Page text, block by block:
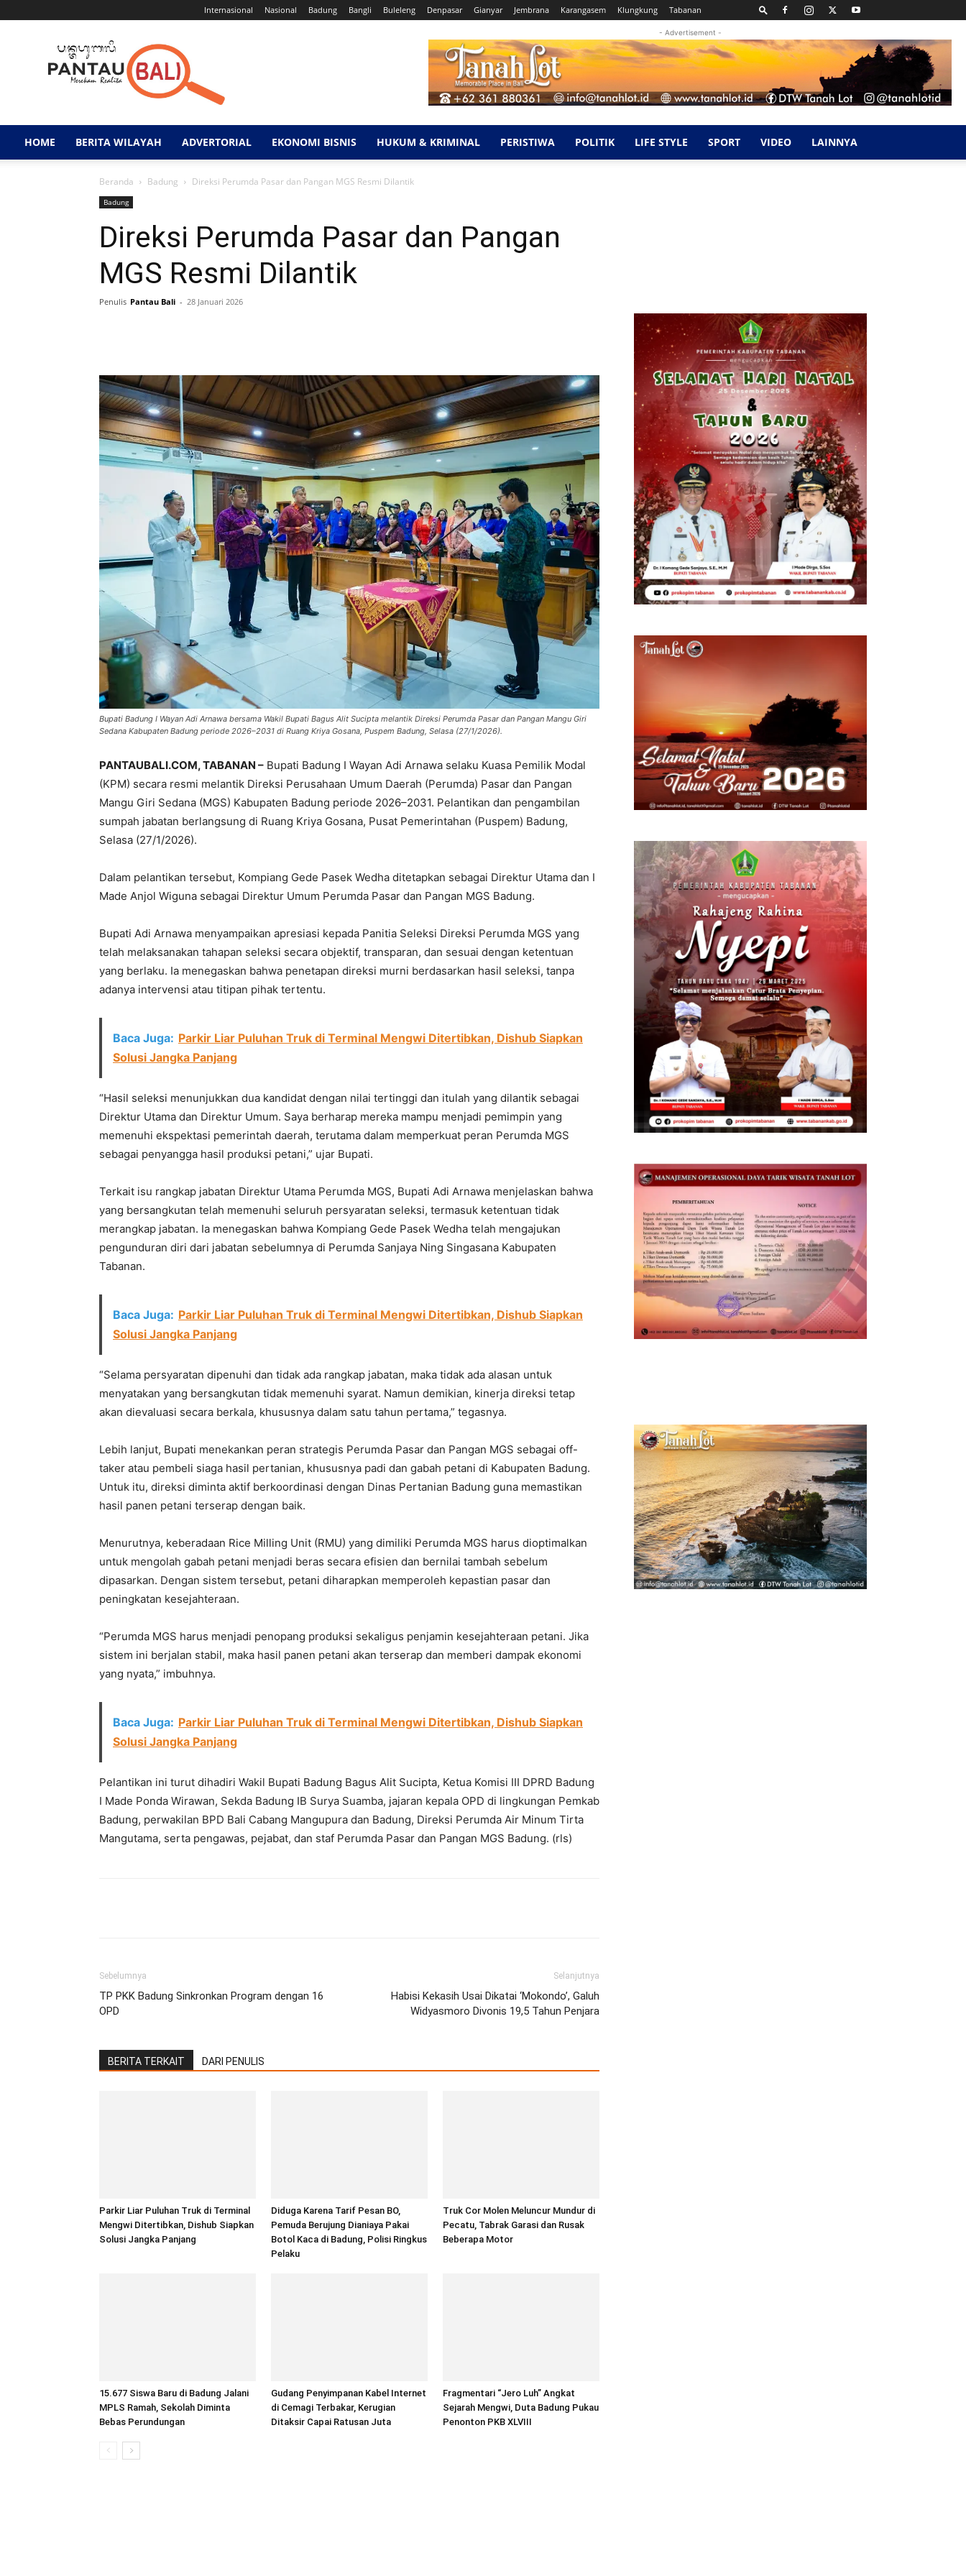
Internasional Nasional Badung Bangli Buleleng Denpasar Gianyar Jembrana Karangasem Klungkung Tabanan
Pantau
Bali
- Advertisement -
HOME BERITA WILAYAH ADVERTORIAL EKONOMI BISNIS HUKUM & KRIMINAL PERISTIWA POLITIK LIFE STYLE SPORT VIDEO LAINNYA
Beranda Badung Direksi Perumda Pasar dan Pangan MGS Resmi Dilantik
Badung
Direksi Perumda Pasar dan Pangan
MGS Resmi Dilantik
Penulis Pantau Bali - 28 Januari 2026
Bupati Badung I Wayan Adi Arnawa bersama Wakil Bupati Bagus Alit Sucipta melantik Direksi Perumda Pasar dan Pangan Mangu Giri
Sedana Kabupaten Badung periode 2026–2031 di Ruang Kriya Gosana, Puspem Badung, Selasa (27/1/2026).
PANTAUBALI.COM, TABANAN – Bupati Badung I Wayan Adi Arnawa selaku Kuasa Pemilik Modal
(KPM) secara resmi melantik Direksi Perusahaan Umum Daerah (Perumda) Pasar dan Pangan
Mangu Giri Sedana (MGS) Kabupaten Badung periode 2026–2031. Pelantikan dan pengambilan
sumpah jabatan berlangsung di Ruang Kriya Gosana, Pusat Pemerintahan (Puspem) Badung,
Selasa (27/1/2026).
Dalam pelantikan tersebut, Kompiang Gede Pasek Wedha ditetapkan sebagai Direktur Utama dan I
Made Anjol Wiguna sebagai Direktur Umum Perumda Pasar dan Pangan MGS Badung.
Bupati Adi Arnawa menyampaikan apresiasi kepada Panitia Seleksi Direksi Perumda MGS yang
telah melaksanakan tahapan seleksi secara objektif, transparan, dan sesuai dengan ketentuan
yang berlaku. Ia menegaskan bahwa penetapan direksi murni berdasarkan hasil seleksi, tanpa
adanya intervensi atau titipan pihak tertentu.
Baca Juga: Parkir Liar Puluhan Truk di Terminal Mengwi Ditertibkan, Dishub Siapkan
Solusi Jangka Panjang
“Hasil seleksi menunjukkan dua kandidat dengan nilai tertinggi dan itulah yang dilantik sebagai
Direktur Utama dan Direktur Umum. Saya berharap mereka mampu menjadi pemimpin yang
memenuhi ekspektasi pemerintah daerah, terutama dalam memperkuat peran Perumda MGS
sebagai penyangga hasil produksi petani,” ujar Bupati.
Terkait isu rangkap jabatan Direktur Utama Perumda MGS, Bupati Adi Arnawa menjelaskan bahwa
yang bersangkutan telah memenuhi seluruh persyaratan seleksi, termasuk ketentuan tidak
merangkap jabatan. Ia menegaskan bahwa Kompiang Gede Pasek Wedha telah mengajukan
pengunduran diri dari jabatan sebelumnya di Perumda Sanjaya Ning Singasana Kabupaten
Tabanan.
Baca Juga: Parkir Liar Puluhan Truk di Terminal Mengwi Ditertibkan, Dishub Siapkan
Solusi Jangka Panjang
“Selama persyaratan dipenuhi dan tidak ada rangkap jabatan, maka tidak ada alasan untuk
menyatakan yang bersangkutan tidak memenuhi syarat. Namun demikian, kinerja direksi tetap
akan dievaluasi secara berkala, khususnya dalam satu tahun pertama,” tegasnya.
Lebih lanjut, Bupati menekankan peran strategis Perumda Pasar dan Pangan MGS sebagai off-
taker atau pembeli siaga hasil pertanian, khususnya padi dan gabah petani di Kabupaten Badung.
Untuk itu, direksi diminta aktif berkoordinasi dengan Dinas Pertanian Badung guna memastikan
hasil panen petani terserap dengan baik.
Menurutnya, keberadaan Rice Milling Unit (RMU) yang dimiliki Perumda MGS harus dioptimalkan
untuk mengolah gabah petani menjadi beras secara efisien dan bernilai tambah sebelum
dipasarkan. Dengan sistem tersebut, petani diharapkan memperoleh kepastian pasar dan
peningkatan kesejahteraan.
“Perumda MGS harus menjadi penopang produksi sekaligus penjamin kesejahteraan petani. Jika
sistem ini berjalan stabil, maka hasil panen petani akan terserap dan memberi dampak ekonomi
yang nyata,” imbuhnya.
Baca Juga: Parkir Liar Puluhan Truk di Terminal Mengwi Ditertibkan, Dishub Siapkan
Solusi Jangka Panjang
Pelantikan ini turut dihadiri Wakil Bupati Badung Bagus Alit Sucipta, Ketua Komisi III DPRD Badung
I Made Ponda Wirawan, Sekda Badung IB Surya Suamba, jajaran kepala OPD di lingkungan Pemkab
Badung, perwakilan BPD Bali Cabang Mangupura dan Badung, Direksi Perumda Air Minum Tirta
Mangutama, serta pengawas, pejabat, dan staf Perumda Pasar dan Pangan MGS Badung. (rls)
Sebelumnya
TP PKK Badung Sinkronkan Program dengan 16
OPD
Selanjutnya
Habisi Kekasih Usai Dikatai ‘Mokondo’, Galuh
Widyasmoro Divonis 19,5 Tahun Penjara
BERITA TERKAIT DARI PENULIS
Parkir Liar Puluhan Truk di Terminal
Mengwi Ditertibkan, Dishub Siapkan
Solusi Jangka Panjang
Diduga Karena Tarif Pesan BO,
Pemuda Berujung Dianiaya Pakai
Botol Kaca di Badung, Polisi Ringkus
Pelaku
Truk Cor Molen Meluncur Mundur di
Pecatu, Tabrak Garasi dan Rusak
Beberapa Motor
15.677 Siswa Baru di Badung Jalani
MPLS Ramah, Sekolah Diminta
Bebas Perundungan
Gudang Penyimpanan Kabel Internet
di Cemagi Terbakar, Kerugian
Ditaksir Capai Ratusan Juta
Fragmentari “Jero Luh” Angkat
Sejarah Mengwi, Duta Badung Pukau
Penonton PKB XLVIII